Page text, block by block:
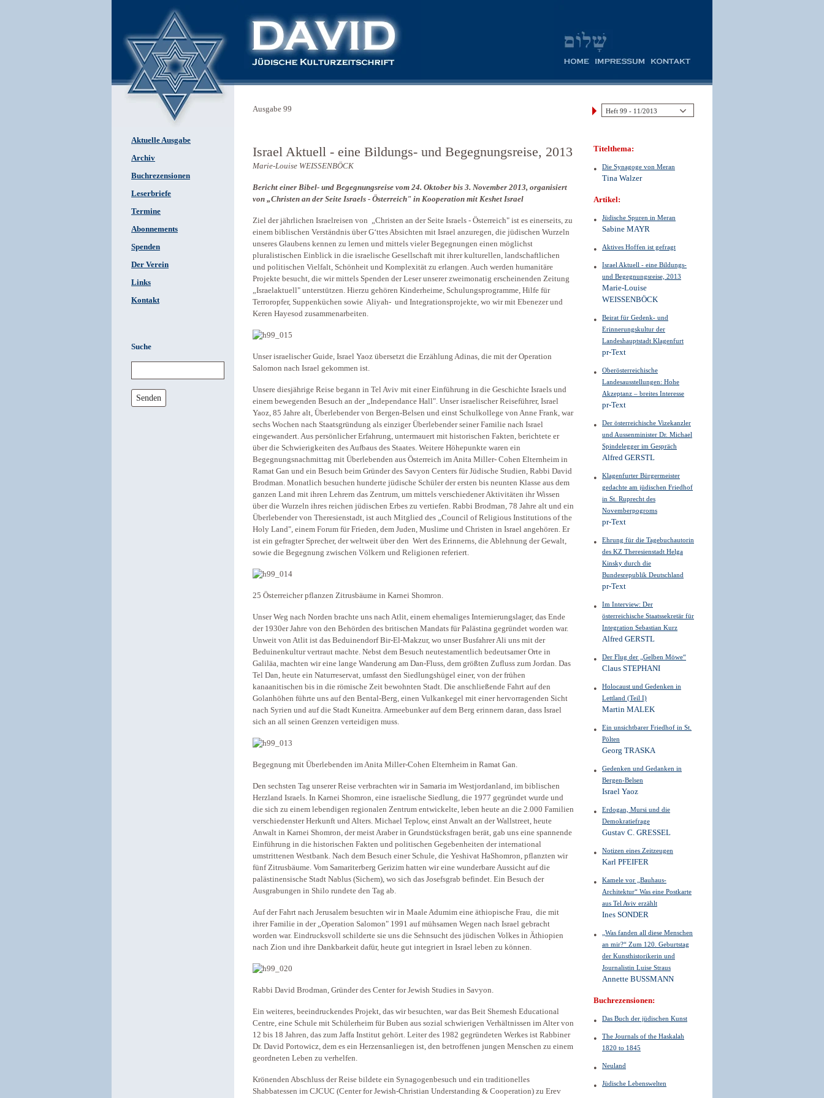
Aktuelle Ausgabe
Archiv
Buchrezensionen
Leserbriefe
Termine
Abonnements
Spenden
Der Verein
Links
Kontakt
Suche
Senden
Ausgabe 99
Israel Aktuell - eine Bildungs- und Begegnungsreise, 2013
Marie-Louise WEISSENBÖCK
Bericht einer Bibel- und Begegnungsreise vom 24. Oktober bis 3. November 2013, organisiert
von „Christen an der Seite Israels - Österreich" in Kooperation mit Keshet Israel
Ziel der jährlichen Israelreisen von „Christen an der Seite Israels - Österreich" ist es einerseits, zu
einem biblischen Verständnis über G‘ttes Absichten mit Israel anzuregen, die jüdischen Wurzeln
unseres Glaubens kennen zu lernen und mittels vieler Begegnungen einen möglichst
pluralistischen Einblick in die israelische Gesellschaft mit ihrer kulturellen, landschaftlichen
und politischen Vielfalt, Schönheit und Komplexität zu erlangen. Auch werden humanitäre
Projekte besucht, die wir mittels Spenden der Leser unserer zweimonatig erscheinenden Zeitung
„Israelaktuell" unterstützen. Hierzu gehören Kinderheime, Schulungsprogramme, Hilfe für
Terroropfer, Suppenküchen sowie Aliyah- und Integrationsprojekte, wo wir mit Ebenezer und
Keren Hayesod zusammenarbeiten.
Unser israelischer Guide, Israel Yaoz übersetzt die Erzählung Adinas, die mit der Operation
Salomon nach Israel gekommen ist.
Unsere diesjährige Reise begann in Tel Aviv mit einer Einführung in die Geschichte Israels und
einem bewegenden Besuch an der „Independance Hall". Unser israelischer Reiseführer, Israel
Yaoz, 85 Jahre alt, Überlebender von Bergen-Belsen und einst Schulkollege von Anne Frank, war
sechs Wochen nach Staatsgründung als einziger Überlebender seiner Familie nach Israel
eingewandert. Aus persönlicher Erfahrung, untermauert mit historischen Fakten, berichtete er
über die Schwierigkeiten des Aufbaus des Staates. Weitere Höhepunkte waren ein
Begegnungsnachmittag mit Überlebenden aus Österreich im Anita Miller- Cohen Elternheim in
Ramat Gan und ein Besuch beim Gründer des Savyon Centers für Jüdische Studien, Rabbi David
Brodman. Monatlich besuchen hunderte jüdische Schüler der ersten bis neunten Klasse aus dem
ganzen Land mit ihren Lehrern das Zentrum, um mittels verschiedener Aktivitäten ihr Wissen
über die Wurzeln ihres reichen jüdischen Erbes zu vertiefen. Rabbi Brodman, 78 Jahre alt und ein
Überlebender von Theresienstadt, ist auch Mitglied des „Council of Religious Institutions of the
Holy Land", einem Forum für Frieden, dem Juden, Muslime und Christen in Israel angehören. Er
ist ein gefragter Sprecher, der weltweit über den Wert des Erinnerns, die Ablehnung der Gewalt,
sowie die Begegnung zwischen Völkern und Religionen referiert.
25 Österreicher pflanzen Zitrusbäume in Karnei Shomron.
Unser Weg nach Norden brachte uns nach Atlit, einem ehemaliges Internierungslager, das Ende
der 1930er Jahre von den Behörden des britischen Mandats für Palästina gegründet worden war.
Unweit von Atlit ist das Beduinendorf Bir-El-Makzur, wo unser Busfahrer Ali uns mit der
Beduinenkultur vertraut machte. Nebst dem Besuch neutestamentlich bedeutsamer Orte in
Galiläa, machten wir eine lange Wanderung am Dan-Fluss, dem größten Zufluss zum Jordan. Das
Tel Dan, heute ein Naturreservat, umfasst den Siedlungshügel einer, von der frühen
kanaanitischen bis in die römische Zeit bewohnten Stadt. Die anschließende Fahrt auf den
Golanhöhen führte uns auf den Bental-Berg, einen Vulkankegel mit einer hervorragenden Sicht
nach Syrien und auf die Stadt Kuneitra. Armeebunker auf dem Berg erinnern daran, dass Israel
sich an all seinen Grenzen verteidigen muss.
Begegnung mit Überlebenden im Anita Miller-Cohen Elternheim in Ramat Gan.
Den sechsten Tag unserer Reise verbrachten wir in Samaria im Westjordanland, im biblischen
Herzland Israels. In Karnei Shomron, eine israelische Siedlung, die 1977 gegründet wurde und
die sich zu einem lebendigen regionalen Zentrum entwickelte, leben heute an die 2.000 Familien
verschiedenster Herkunft und Alters. Michael Teplow, einst Anwalt an der Wallstreet, heute
Anwalt in Karnei Shomron, der meist Araber in Grundstücksfragen berät, gab uns eine spannende
Einführung in die historischen Fakten und politischen Gegebenheiten der international
umstrittenen Westbank. Nach dem Besuch einer Schule, die Yeshivat HaShomron, pflanzten wir
fünf Zitrusbäume. Vom Samariterberg Gerizim hatten wir eine wunderbare Aussicht auf die
palästinensische Stadt Nablus (Sichem), wo sich das Josefsgrab befindet. Ein Besuch der
Ausgrabungen in Shilo rundete den Tag ab.
Auf der Fahrt nach Jerusalem besuchten wir in Maale Adumim eine äthiopische Frau, die mit
ihrer Familie in der „Operation Salomon" 1991 auf mühsamen Wegen nach Israel gebracht
worden war. Eindrucksvoll schilderte sie uns die Sehnsucht des jüdischen Volkes in Äthiopien
nach Zion und ihre Dankbarkeit dafür, heute gut integriert in Israel leben zu können.
Rabbi David Brodman, Gründer des Center for Jewish Studies in Savyon.
Ein weiteres, beeindruckendes Projekt, das wir besuchten, war das Beit Shemesh Educational
Centre, eine Schule mit Schülerheim für Buben aus sozial schwierigen Verhältnissen im Alter von
12 bis 18 Jahren, das zum Jaffa Institut gehört. Leiter des 1982 gegründeten Werkes ist Rabbiner
Dr. David Portowicz, dem es ein Herzensanliegen ist, den betroffenen jungen Menschen zu einem
geordneten Leben zu verhelfen.
Krönenden Abschluss der Reise bildete ein Synagogenbesuch und ein traditionelles
Shabbatessen im CJCUC (Center for Jewish-Christian Understanding & Cooperation) zu Erev
Titelthema:
Die Synagoge von Meran
Tina Walzer
Artikel:
Jüdische Spuren in Meran
Sabine MAYR
Aktives Hoffen ist gefragt
Israel Aktuell - eine Bildungs-
und Begegnungsreise, 2013
Marie-Louise
WEISSENBÖCK
Beirat für Gedenk- und
Erinnerungskultur der
Landeshauptstadt Klagenfurt
pr-Text
Oberösterreichische
Landesausstellungen: Hohe
Akzeptanz – breites Interesse
pr-Text
Der österreichische Vizekanzler
und Aussenminister Dr. Michael
Spindelegger im Gespräch
Alfred GERSTL
Klagenfurter Bürgermeister
gedachte am jüdischen Friedhof
in St. Ruprecht des
Novemberpogroms
pr-Text
Ehrung für die Tagebuchautorin
des KZ Theresienstadt Helga
Kinsky durch die
Bundesrepublik Deutschland
pr-Text
Im Interview: Der
österreichische Staatssekretär für
Integration Sebastian Kurz
Alfred GERSTL
Der Flug der „Gelben Möwe“
Claus STEPHANI
Holocaust und Gedenken in
Lettland (Teil I)
Martin MALEK
Ein unsichtbarer Friedhof in St.
Pölten
Georg TRASKA
Gedenken und Gedanken in
Bergen-Belsen
Israel Yaoz
Erdogan, Mursi und die
Demokratiefrage
Gustav C. GRESSEL
Notizen eines Zeitzeugen
Karl PFEIFER
Kamele vor „Bauhaus-
Architektur“ Was eine Postkarte
aus Tel Aviv erzählt
Ines SONDER
„Was fanden all diese Menschen
an mir?“ Zum 120. Geburtstag
der Kunsthistorikerin und
Journalistin Luise Straus
Annette BUSSMANN
Buchrezensionen:
Das Buch der jüdischen Kunst
The Journals of the Haskalah
1820 to 1845
Neuland
Jüdische Lebenswelten